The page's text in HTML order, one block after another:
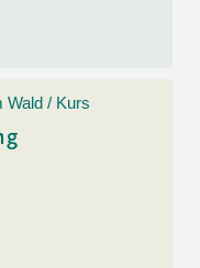
Wald / Kurs